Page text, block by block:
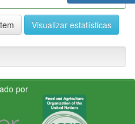
Visualizar estatísticas
por